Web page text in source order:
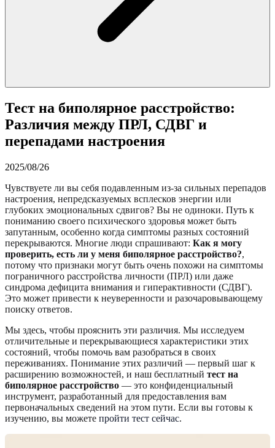
Тест на биполярное расстройство:
Различия между ПРЛ, СДВГ и
перепадами настроения
2025/08/26
Чувствуете ли вы себя подавленным из-за сильных перепадов
настроения, непредсказуемых всплесков энергии или
глубоких эмоциональных сдвигов? Вы не одиноки. Путь к
пониманию своего психического здоровья может быть
запутанным, особенно когда симптомы разных состояний
перекрываются. Многие люди спрашивают: Как я могу
проверить, есть ли у меня биполярное расстройство?,
потому что признаки могут быть очень похожи на симптомы
пограничного расстройства личности (ПРЛ) или даже
синдрома дефицита внимания и гиперактивности (СДВГ).
Это может привести к неуверенности и разочаровывающему
поиску ответов.
Мы здесь, чтобы прояснить эти различия. Мы исследуем
отличительные и перекрывающиеся характеристики этих
состояний, чтобы помочь вам разобраться в своих
переживаниях. Понимание этих различий — первый шаг к
расширению возможностей, и наш бесплатный тест на
биполярное расстройство — это конфиденциальный
инструмент, разработанный для предоставления вам
первоначальных сведений на этом пути. Если вы готовы к
изучению, вы можете пройти тест сейчас.